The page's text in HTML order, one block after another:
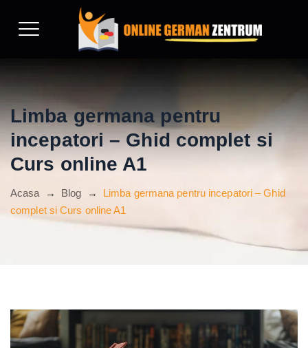
Limba germana pentru
incepatori – Ghid complet si
Curs online A1
Acasa → Blog → Limba germana pentru incepatori – Ghid
complet si Curs online A1